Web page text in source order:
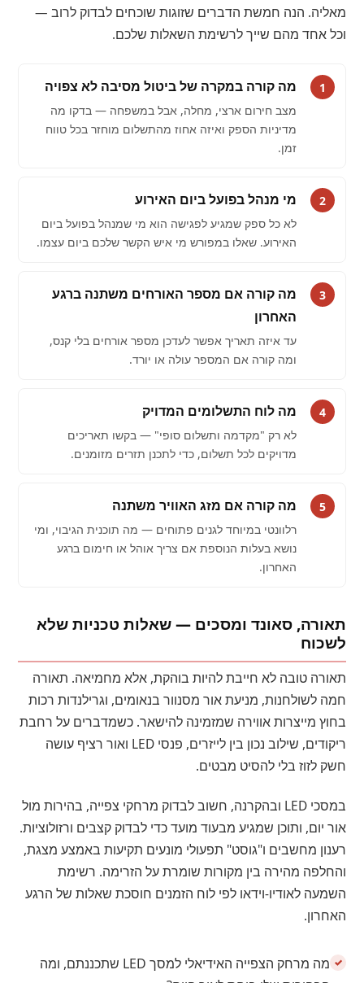
מאליה. הנה חמשת הדברים שזוגות שוכחים לבדוק לרוב —
וכל אחד מהם שייך לרשימת השאלות שלכם.
1 מה קורה במקרה של ביטול מסיבה לא צפויה
מצב חירום ארצי, מחלה, אבל במשפחה — בדקו מה
מדיניות הספק ואיזה אחוז מהתשלום מוחזר בכל טווח
זמן.
2 מי מנהל בפועל ביום האירוע
לא כל ספק שמגיע לפגישה הוא מי שמנהל בפועל ביום
האירוע. שאלו במפורש מי איש הקשר שלכם ביום עצמו.
3
מה קורה אם מספר האורחים משתנה ברגע
האחרון
עד איזה תאריך אפשר לעדכן מספר אורחים בלי קנס,
ומה קורה אם המספר עולה או יורד.
4 מה לוח התשלומים המדויק
לא רק "מקדמה ותשלום סופי" — בקשו תאריכים
מדויקים לכל תשלום, כדי לתכנן תזרים מזומנים.
5 מה קורה אם מזג האוויר משתנה
רלוונטי במיוחד לגנים פתוחים — מה תוכנית הגיבוי, ומי
נושא בעלות הנוספת אם צריך אוהל או חימום ברגע
האחרון.
תאורה, סאונד ומסכים — שאלות טכניות שלא
לשכוח
תאורה טובה לא חייבת להיות בוהקת, אלא מחמיאה. תאורה
חמה לשולחנות, מניעת אור מסנוור בנאומים, וגרילנדות רכות
בחוץ מייצרות אווירה שמזמינה להישאר. כשמדברים על רחבת
ריקודים, שילוב נכון בין לייזרים, פנסי LED ואור רציף עושה
חשק לזוז בלי להסיט מבטים.
במסכי LED ובהקרנה, חשוב לבדוק מרחקי צפייה, בהירות מול
אור יום, ותוכן שמגיע מבעוד מועד כדי לבדוק קצבים ורזולוציות.
רענון מחשבים ו"גוסט" תפעולי מונעים תקיעות באמצע מצגת,
והחלפה מהירה בין מקורות שומרת על הזרימה. רשימת
השמעה לאודיו-וידאו לפי לוח הזמנים חוסכת שאלות של הרגע
האחרון.
מה מרחק הצפייה האידיאלי למסך LED שתכננתם, ומה